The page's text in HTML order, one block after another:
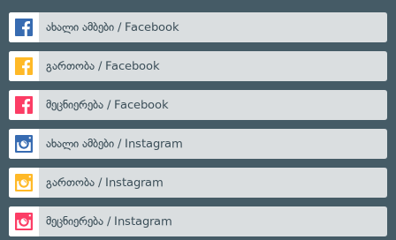
ახალი ამბები / Facebook
გართობა / Facebook
მეცნიერება / Facebook
ახალი ამბები / Instagram
გართობა / Instagram
მეცნიერება / Instagram